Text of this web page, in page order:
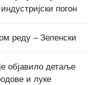
погон
реду – Зеленски
објавило детаље
и луке